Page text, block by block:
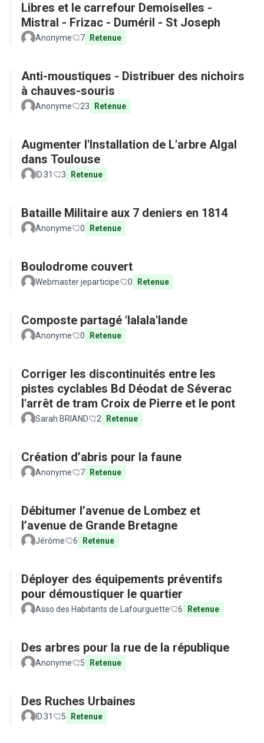
Libres et le carrefour Demoiselles -
Mistral - Frizac - Duméril - St Joseph
Anonyme 7 Retenue
Anti-moustiques - Distribuer des nichoirs
à chauves-souris
Anonyme 23 Retenue
Augmenter l'Installation de L'arbre Algal
dans Toulouse
ID.31 3 Retenue
Bataille Militaire aux 7 deniers en 1814
Anonyme 0 Retenue
Boulodrome couvert
Webmaster jeparticipe 0 Retenue
Composte partagé 'lalala'lande
Anonyme 0 Retenue
Corriger les discontinuités entre les
pistes cyclables Bd Déodat de Séverac
l'arrêt de tram Croix de Pierre et le pont
Sarah BRIAND 2 Retenue
Création d’abris pour la faune
Anonyme 7 Retenue
Débitumer l’avenue de Lombez et
l’avenue de Grande Bretagne
Jérôme 6 Retenue
Déployer des équipements préventifs
pour démoustiquer le quartier
Asso des Habitants de Lafourguette 6 Retenue
Des arbres pour la rue de la république
Anonyme 5 Retenue
Des Ruches Urbaines
ID.31 5 Retenue